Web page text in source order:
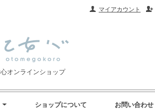
マイアカウント
オンラインショップ
ショップについて お問い合わせ